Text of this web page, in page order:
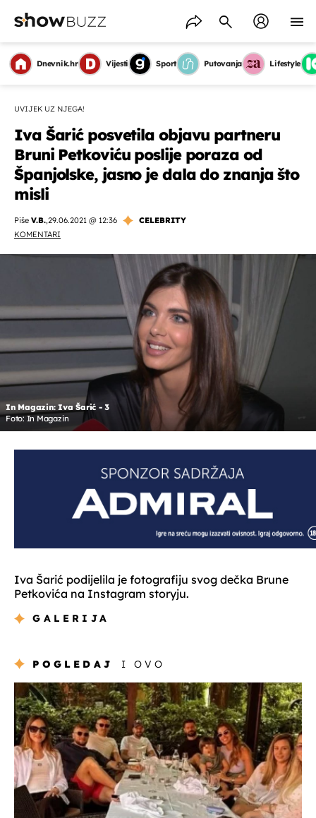
Dnevnik.hr Vijesti Sport Putovanja Lifestyle
UVIJEK UZ NJEGA!
Iva Šarić posvetila objavu partneru
Bruni Petkoviću poslije poraza od
Španjolske, jasno je dala do znanja što
misli
Piše V.B.,29.06.2021 @ 12:36
CELEBRITY
KOMENTARI
In Magazin: Iva Šarić - 3
Foto: In Magazin
Iva Šarić podijelila je fotografiju svog dečka Brune
Petkovića na Instagram storyju.
GALERIJA
POGLEDAJ I OVO
OMOGUĆI OBAVIJESTI